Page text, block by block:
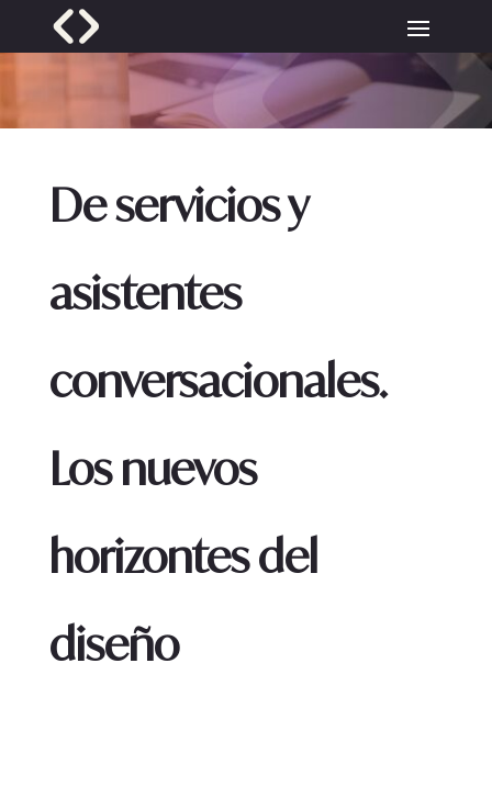
De servicios y
asistentes
conversacionales.
Los nuevos
horizontes del
diseño